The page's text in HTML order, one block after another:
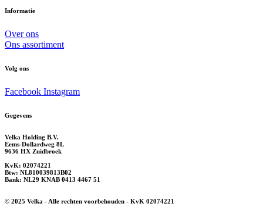
Informatie
Over ons
Ons assortiment
Volg ons
Facebook Instagram
Gegevens
Velka Holding B.V.
Eems-Dollardweg 8L
9636 HX Zuidbroek
KvK: 02074221
Btw: NL810039813B02
Bank: NL29 KNAB 0413 4467 51
© 2025 Velka - Alle rechten voorbehouden - KvK 02074221